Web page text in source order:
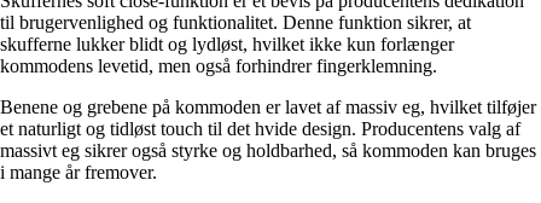
til brugervenlighed og funktionalitet. Denne funktion sikrer, at
skufferne lukker blidt og lydløst, hvilket ikke kun forlænger
kommodens levetid, men også forhindrer fingerklemning.
Benene og grebene på kommoden er lavet af massiv eg, hvilket tilføjer
et naturligt og tidløst touch til det hvide design. Producentens valg af
massivt eg sikrer også styrke og holdbarhed, så kommoden kan bruges
i mange år fremover.